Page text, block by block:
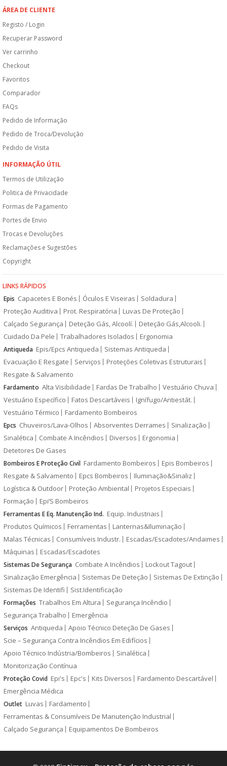
ÁREA DE CLIENTE
Registo / Login
Recuperar Password
Ver carrinho
Checkout
Favoritos
Comparador
FAQs
Pedido de Informação
Pedido de Troca/Devolução
Pedido de Visita
INFORMAÇÃO ÚTIL
Termos de Utilização
Politica de Privacidade
Formas de Pagamento
Portes de Envio
Trocas e Devoluções
Reclamações e Sugestões
Copyright
LINKS RÁPIDOS
Epis Capacetes E Bonés Óculos E Viseiras
Soldadura
Proteção Auditiva
Prot. Respiratória
Luvas De Proteção
Calçado Segurança
Deteção Gás, Alcoolí.
Deteção Gás,Alcooli.
Cuidado Da Pele
Trabalhadores Isolados Ergonomia
Antiqueda Epis/Epcs Antiqueda
Sistemas Antiqueda
Evacuação E Resgate
Serviços
Proteções Coletivas Estruturais
Resgate & Salvamento
Fardamento Alta Visibilidade Fardas De Trabalho
Vestuário Chuva
Vestuário Específico
Fatos Descartáveis
Ignífugo/Antiestát.
Vestuário Térmico
Fardamento Bombeiros
Epcs Chuveiros/Lava-Olhos Absorventes Derrames
Sinalização
Sinalética
Combate A Incêndios Diversos
Ergonomia
Detetores De Gases
Bombeiros E Proteção Civil Fardamento Bombeiros
Epis Bombeiros
Resgate & Salvamento
Epcs Bombeiros
Iluminação&Sinaliz
Logística & Outdoor
Proteção Ambiental
Projetos Especiais
Formação
Epi’S Bombeiros
Ferramentas E Eq. Manutenção Ind. Equip. Industriais
Produtos Químicos
Ferramentas
Lanternas&Iluminação
Malas Técnicas
Consumíveis Industr.
Escadas/Escadotes/Andaimes
Máquinas
Escadas/Escadotes
Sistemas De Segurança Combate A Incêndios
Lockout Tagout
Sinalização Emergência
Sistemas De Deteção
Sistemas De Extinção
Sistemas De Identifi
Sist.Identificação
Formações Trabalhos Em Altura
Segurança Incêndio
Segurança Trabalho
Emergência
Serviços Antiqueda
Apoio Técnico Deteção De Gases
Scie – Segurança Contra Incêndios Em Edifícios
Apoio Técnico Indústria/Bombeiros
Sinalética
Monitorização Contínua
Proteção Covid Epi's Epc's Kits Diversos
Fardamento Descartável
Emergência Médica
Outlet Luvas
Fardamento
Ferramentas & Consumíveis De Manutenção Industrial
Calçado Segurança
Equipamentos De Bombeiros